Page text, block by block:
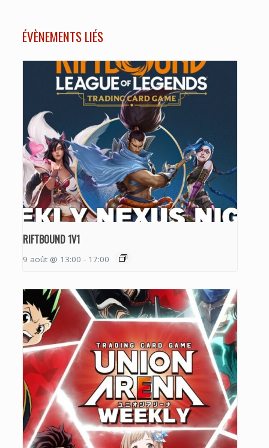
ÉVÈNEMENTS LIÉS
RIFTBOUND 1V1
9 août @ 13:00 - 17:00